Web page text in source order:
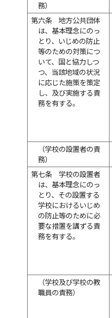
務）
第六条
地方公共団体
は、基本理念にのっ
とり、いじめの防止
等のための対策につ
いて、国と協力しつ
つ、当該地域の状況
に応じた施策を策定
し、及び実施する責
務を有する。
（学校の設置者の責
務）
第七条
学校の設置者
は、基本理念にのっ
とり、その設置する
学校におけるいじめ
の防止等のために必
要な措置を講ずる責
務を有する。
（学校及び学校の教
職員の責務）